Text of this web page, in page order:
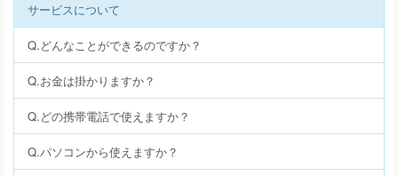
サービスについて
Q.どんなことができるのですか？
Q.お金は掛かりますか？
Q.どの携帯電話で使えますか？
Q.パソコンから使えますか？